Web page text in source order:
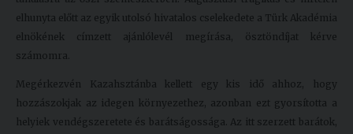
elhunyta előtt az egyik utolsó hivatalos cselekedete a Türk Akadémia
elnökének címzett ajánlólevél megírása, ösztöndíjat kérve
számomra.
Megérkezvén Kazahsztánba kellett egy kis idő ahhoz, hogy
hozzászokjak az idegen környezethez, azonban ezt gyorsította a
helyiek vendégszeretete és barátságossága. Az itt szerzett barátok,